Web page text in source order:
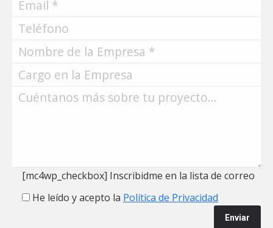
[mc4wp_checkbox] Inscribidme en la lista de correo
He leído y acepto la Política de Privacidad